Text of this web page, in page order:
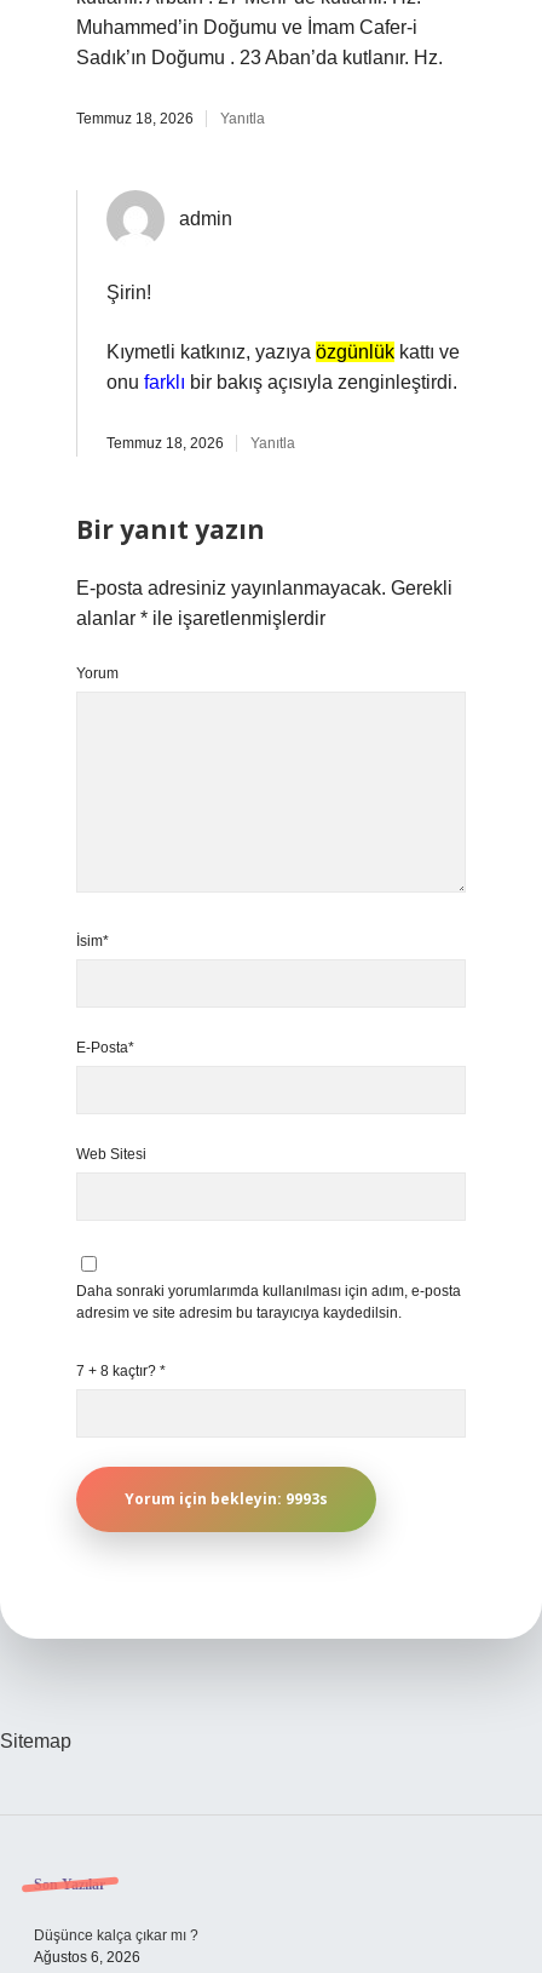
Muhammed’in Doğumu ve İmam Cafer-i
Sadık’ın Doğumu . 23 Aban’da kutlanır. Hz.
Temmuz 18, 2026 Yanıtla
admin
Şirin!
Kıymetli katkınız, yazıya özgünlük kattı ve
onu farklı bir bakış açısıyla zenginleştirdi.
Temmuz 18, 2026 Yanıtla
Bir yanıt yazın
E-posta adresiniz yayınlanmayacak. Gerekli
alanlar * ile işaretlenmişlerdir
Yorum
İsim*
E-Posta*
Web Sitesi
Daha sonraki yorumlarımda kullanılması için adım, e-posta
adresim ve site adresim bu tarayıcıya kaydedilsin.
7 + 8 kaçtır? *
Sitemap
Sidebar
Son Yazılar
Düşünce kalça çıkar mı ?
Ağustos 6, 2026